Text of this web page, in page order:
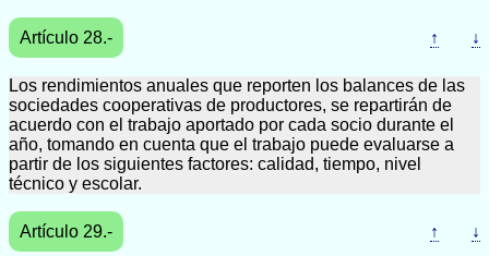
Artículo 28.- ↑ ↓
Los rendimientos anuales que reporten los balances de las
sociedades cooperativas de productores, se repartirán de
acuerdo con el trabajo aportado por cada socio durante el
año, tomando en cuenta que el trabajo puede evaluarse a
partir de los siguientes factores: calidad, tiempo, nivel
técnico y escolar.
Artículo 29.- ↑ ↓